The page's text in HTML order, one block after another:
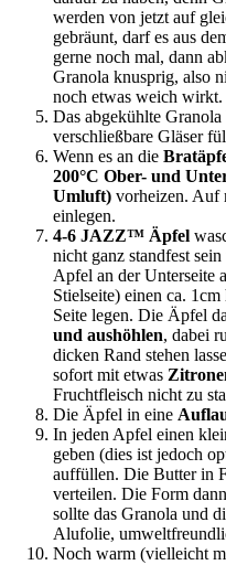
werden von jetzt auf
gebräunt, darf es aus
gerne noch mal, dann
Granola knusprig, also
noch etwas weich wirkt.
Das abgekühlte
verschließbare Gläser
Wenn es an die
200°C Ober- und
Umluft) vorheizen. Auf
einlegen.
4-6 JAZZ™ Äpfel
nicht ganz standfest
Apfel an der Unterseite
Stielseite) einen ca. 1cm
Seite legen. Die Äpfel
und aushöhlen, dabei
dicken Rand stehen
sofort mit etwas
Fruchtfleisch nicht zu
Die Äpfel in eine
In jeden Apfel einen
geben (dies ist jedoch
auffüllen. Die Butter in
verteilen. Die Form
sollte das Granola und
Alufolie,
Noch warm (vielleicht